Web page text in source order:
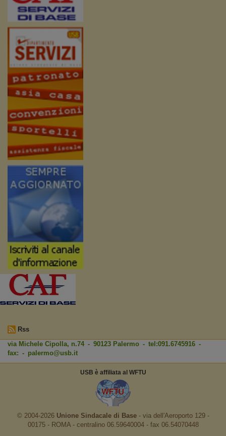
Rss
via Michele Cipolla, n.74 - 90123 Palermo - tel:091.6745916 -
fax: - palermo@usb.it
USB è affiliata al WFTU
© 2004-2026 Unione Sindacale di Base‐ via dell'Aeroporto 129 -
00175 - ROMA - centralino 06.59640004 - fax 06.54070448